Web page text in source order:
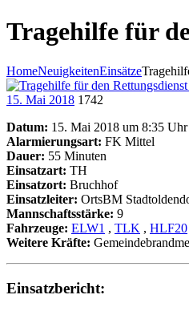
Tragehilfe für
HomeNeuigkeitenEinsätze
15. Mai 2018 1742
Datum: 15. Mai 2018 um 8:35 Uhr
Alarmierungsart: FK Mittel
Dauer: 55 Minuten
Einsatzart: TH
Einsatzort: Bruchhof
Einsatzleiter: OrtsBM
Mannschaftsstärke: 9
Fahrzeuge: ELW1 , TLK , HLF20
Weitere Kräfte:
Einsatzbericht: